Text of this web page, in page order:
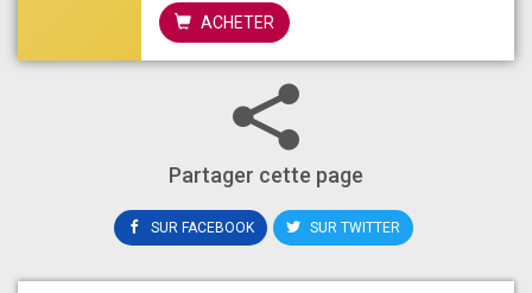
ACHETER
Partager cette page
SUR FACEBOOK SUR TWITTER